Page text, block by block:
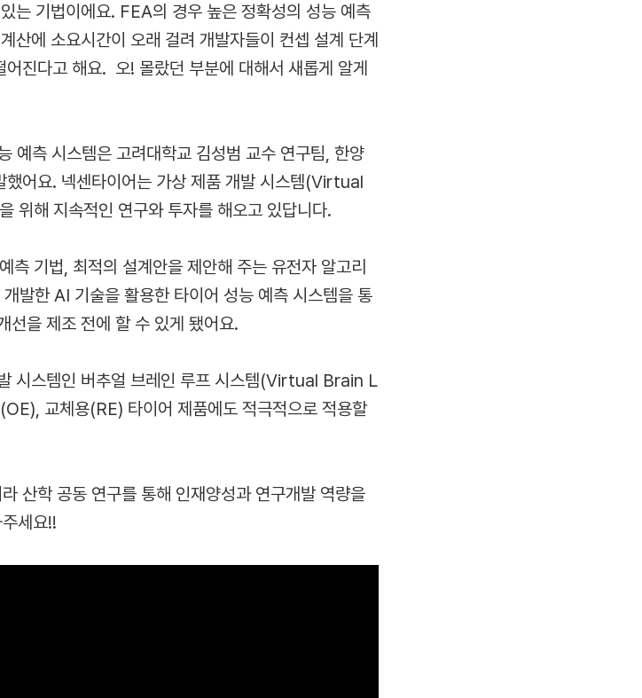
는 기법이에요. FEA의 경우 높은 정확성의 성능 예측
산에 소요시간이 오래 걸려 개발자들이 컨셉 설계 단계
진다고 해요. 오! 몰랐던 부분에 대해서 새롭게 알게
예측 시스템은 고려대학교 김성범 교수 연구팀, 한양
했어요. 넥센타이어는 가상 제품 개발 시스템(Virtual
지속적인 연구와 투자를 해오고 있답니다.
측 기법, 최적의 설계안을 제안해 주는 유전자 알고리
한 AI 기술을 활용한 타이어 성능 예측 시스템을 통
선을 제조 전에 할 수 있게 됐어요.
시스템인 버추얼 브레인 루프 시스템(Virtual Brain L
교체용(RE) 타이어 제품에도 적극적으로 적용할
산학 공동 연구를 통해 인재양성과 연구개발 역량을
세요!!